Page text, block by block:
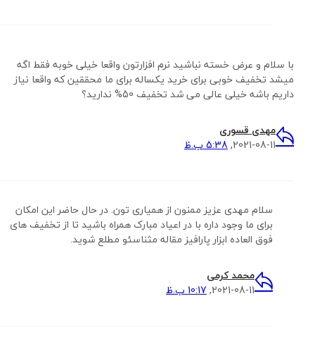
با سلام و عرض خسته نباشید نرم افزارتون واقعا خیلی خوبه فقط اگه
میشد تخفیف خوبی برای خرید یکساله برای ما محققین که واقعا نیاز
داریم باشه خیلی عالی می شد تخفیف 50% ندارید؟
مهدی قسوری
2021-08-11, 5:38 ب.ظ
سلام مهدی عزیز ممنون از همیاری تون. در حال حاضر این امکان
برای ما وجود داره با در اعیاد مبارک همراه باشید تا از تخفیف های
فوق العاده ابزار پارافیز مقاله مثناسئو مطلع شوید.
محمد کرمی
2021-08-11, 10:17 ب.ظ